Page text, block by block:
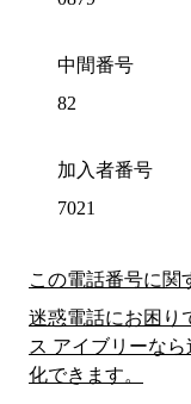
中間番号
82
加入者番号
7021
この電話番号に関
迷惑電話にお困り
ス アイブリーな
化できます。